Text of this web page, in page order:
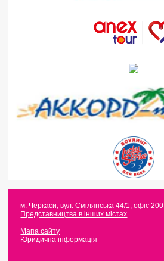
м. Черкаси,вул. Смілянська 44/1, офіс 200
Представництва в інших містах
Мапа сайту
Юридична інформація